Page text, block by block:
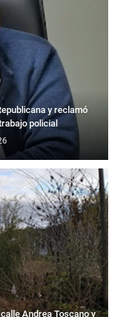
y reclamó
policial
Andrea Toscano y